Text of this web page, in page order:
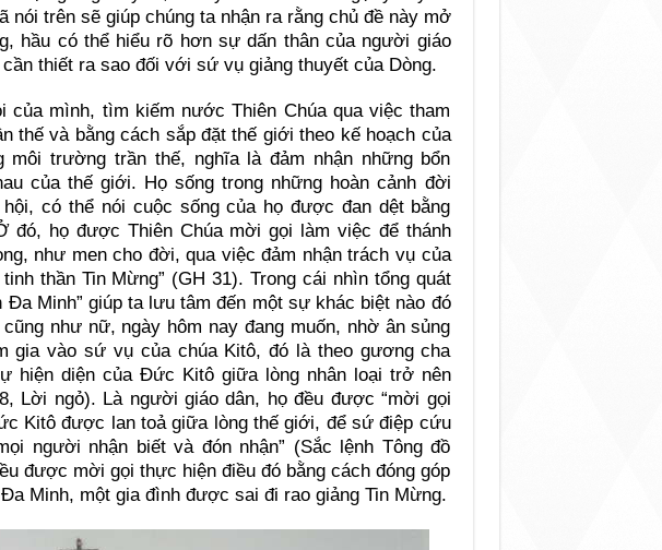
nói trên sẽ giúp chúng ta nhận ra rằng chủ đề này mở
hầu có thể hiểu rõ hơn sự dấn thân của người giáo
thiết ra sao đối với sứ vụ giảng thuyết của Dòng.
của mình, tìm kiếm nước Thiên Chúa qua việc tham
thế và bằng cách sắp đặt thế giới theo kế hoạch của
môi trường trần thế, nghĩa là đảm nhận những bổn
của thế giới. Họ sống trong những hoàn cảnh đời
có thể nói cuộc sống của họ được đan dệt bằng
đó, họ được Thiên Chúa mời gọi làm việc để thánh
như men cho đời, qua việc đảm nhận trách vụ của
thần Tin Mừng” (GH 31). Trong cái nhìn tổng quát
Đa Minh” giúp ta lưu tâm đến một sự khác biệt nào đó
như nữ, ngày hôm nay đang muốn, nhờ ân sủng
gia vào sứ vụ của chúa Kitô, đó là theo gương cha
hiện diện của Đức Kitô giữa lòng nhân loại trở nên
Lời ngỏ). Là người giáo dân, họ đều được “mời gọi
Kitô được lan toả giữa lòng thế giới, để sứ điệp cứu
người nhận biết và đón nhận” (Sắc lệnh Tông đồ
được mời gọi thực hiện điều đó bằng cách đóng góp
Minh, một gia đình được sai đi rao giảng Tin Mừng.